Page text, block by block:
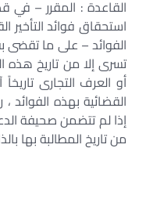
القاعدة : المقرر –
استحقاق فوائد التأخير
تسرى إلا من تاريخ هذه
أو العرف التجارى
القضائية بهذه الفوائد
إذا لم تتضمن صحيفة
من تاريخ المطالبة بها